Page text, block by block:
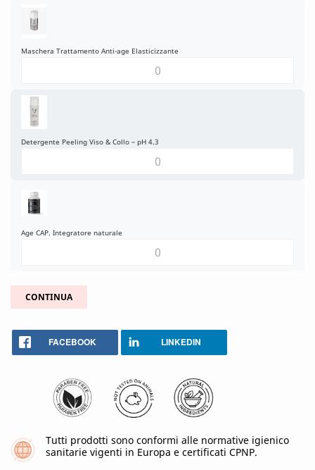
Maschera Trattamento Anti-age Elasticizzante
Detergente Peeling Viso & Collo – pH 4.3
Age CAP. Integratore naturale
CONTINUA
FACEBOOK LINKEDIN
Tutti prodotti sono conformi alle normative igienico
sanitarie vigenti in Europa e certificati CPNP.